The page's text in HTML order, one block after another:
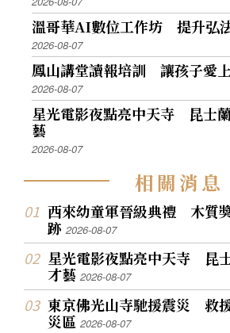
溫哥華AI數位工作坊 提升弘
2026-08-07
鳳山講堂讀報培訓 讓孩子愛
2026-08-07
星光電影夜點亮中天寺 昆士
藝
2026-08-07
相關消息
西來幼童軍晉級典禮 木質
跡2026-08-07
星光電影夜點亮中天寺 昆
才藝2026-08-07
東京佛光山寺馳援震災 救
災區2026-08-07